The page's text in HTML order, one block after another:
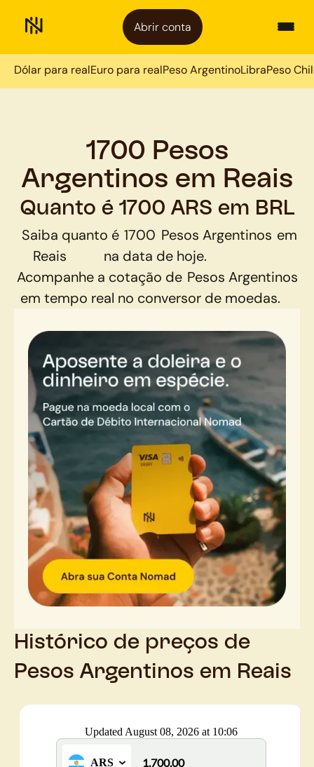
Abrir conta
Dólar para realEuro para realPeso ArgentinoLibraPeso
1700 Pesos
Argentinos em Reais
Quanto é 1700 ARS em BRL
Saiba quanto é 1700 Pesos Argentinos em
Reais
na data de hoje.
Acompanhe a cotação de Pesos Argentinos
em tempo real no conversor de moedas.
Histórico de preços de
Pesos Argentinos em Reais